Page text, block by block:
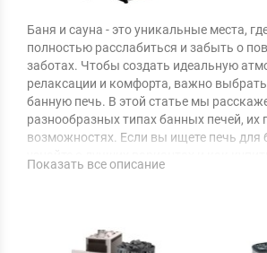
Баня и сауна - это уникальные места,
полностью расслабиться и забыть о
заботах. Чтобы создать идеальную
релаксации и комфорта, важно
банную печь. В этой статье мы
разнообразных типах банных печей, их
возможностях. Если вы ищете печь для
оптимальной цене.
Показать все описание